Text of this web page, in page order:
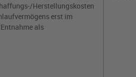
Herstellungskosten
erst im
als